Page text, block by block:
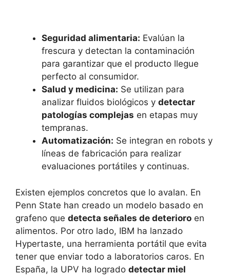
Seguridad alimentaria: Evalúan la
frescura y detectan la contaminación
para garantizar que el producto llegue
perfecto al consumidor.
Salud y medicina: Se utilizan para
analizar fluidos biológicos y detectar
patologías complejas en etapas muy
tempranas.
Automatización: Se integran en robots y
líneas de fabricación para realizar
evaluaciones portátiles y continuas.
Existen ejemplos concretos que lo avalan. En
Penn State han creado un modelo basado en
grafeno que detecta señales de deterioro en
alimentos. Por otro lado, IBM ha lanzado
Hypertaste, una herramienta portátil que evita
tener que enviar todo a laboratorios caros. En
España, la UPV ha logrado detectar miel